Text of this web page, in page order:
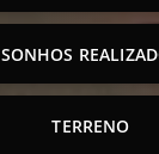
SONHOS
TERRENO